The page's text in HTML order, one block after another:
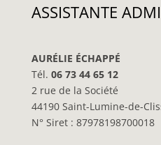
ASSISTANTE
AURÉLIE ÉCHAPPÉ
Tél. 06 73 44 65 12
2 rue de la Société
44190 Saint-Lumine-de-
N° Siret : 87978198700018